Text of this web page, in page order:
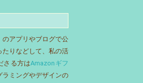
アプリやブログで公
りなどして、私の活
さる方はAmazonギフ
ミングやデザインの